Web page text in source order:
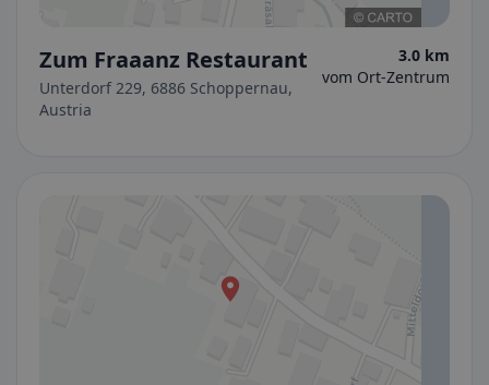
Zum Fraaanz Restaurant
Unterdorf 229, 6886 Schoppernau,
Austria
3.0 km
vom Ort-Zentrum